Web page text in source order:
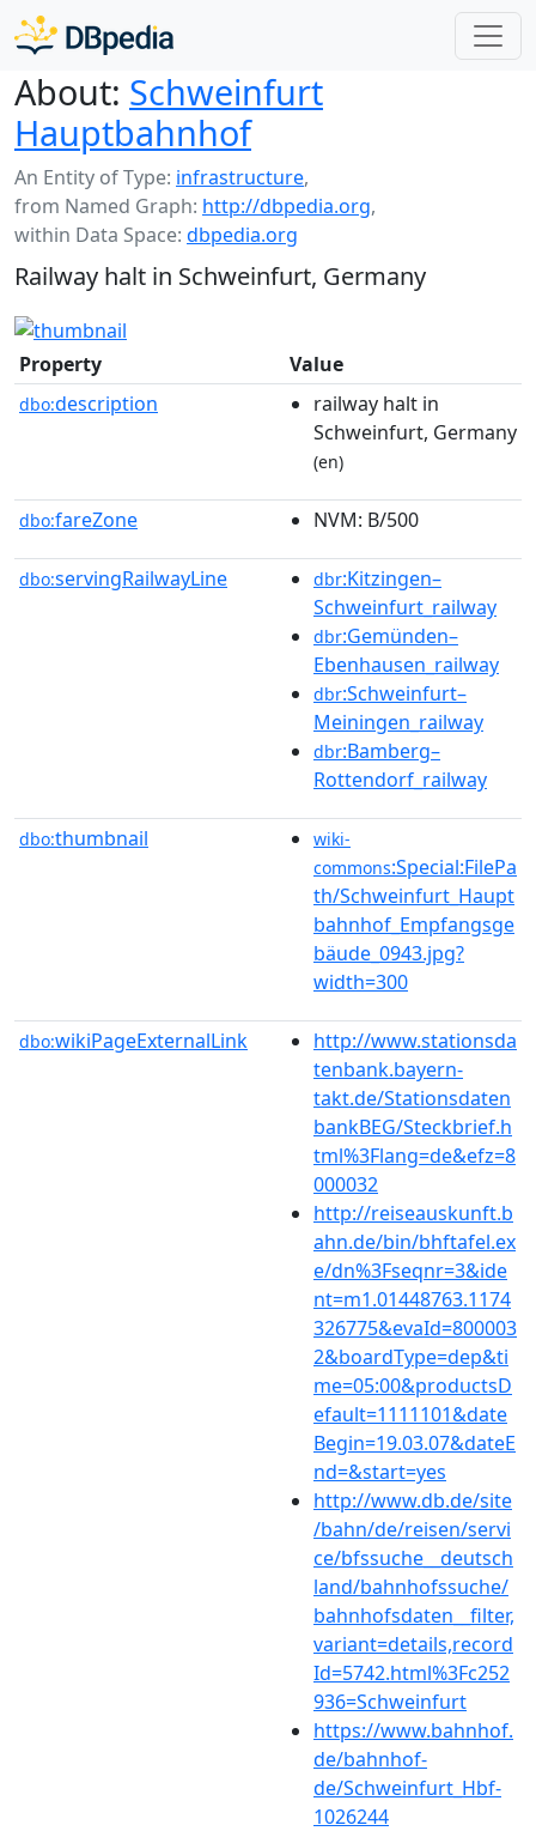
About: Schweinfurt
Hauptbahnhof
An Entity of Type: infrastructure,
from Named Graph: http://dbpedia.org,
within Data Space: dbpedia.org
Railway halt in Schweinfurt, Germany
Property Value
dbo:description
railway halt in
Schweinfurt, Germany
(en)
dbo:fareZone NVM: B/500
dbo:servingRailwayLine dbr:Kitzingen–
Schweinfurt_railway
dbr:Gemünden–
Ebenhausen_railway
dbr:Schweinfurt–
Meiningen_railway
dbr:Bamberg–
Rottendorf_railway
dbo:thumbnail
wiki-
commons:Special:FilePa
th/Schweinfurt_Haupt
bahnhof_Empfangsge
bäude_0943.jpg?
width=300
dbo:wikiPageExternalLink
http://www.stationsda
tenbank.bayern-
takt.de/Stationsdaten
bankBEG/Steckbrief.h
tml%3Flang=de&efz=8
000032
http://reiseauskunft.b
ahn.de/bin/bhftafel.ex
e/dn%3Fseqnr=3&ide
nt=m1.01448763.1174
326775&evaId=800003
2&boardType=dep&ti
me=05:00&productsD
efault=1111101&date
Begin=19.03.07&dateE
nd=&start=yes
http://www.db.de/site
/bahn/de/reisen/servi
ce/bfssuche__deutsch
land/bahnhofssuche/
bahnhofsdaten__filter,
variant=details,record
Id=5742.html%3Fc252
936=Schweinfurt
https://www.bahnhof.
de/bahnhof-
de/Schweinfurt_Hbf-
1026244